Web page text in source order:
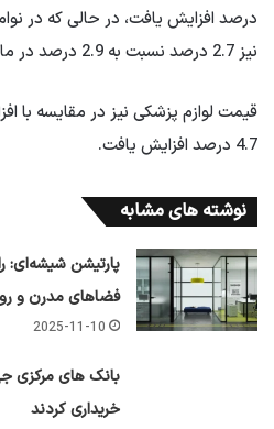
نیز 2.7 درصد نسبت به 2.9 درصد در ماه نوامبر افزایش داشته است.
4.7 درصد افزایش یافت.
نوشته های مشابه
پارتیشن شیشه‌ای:
فضاهای مدرن و
2025-11-10
خریداری کردند